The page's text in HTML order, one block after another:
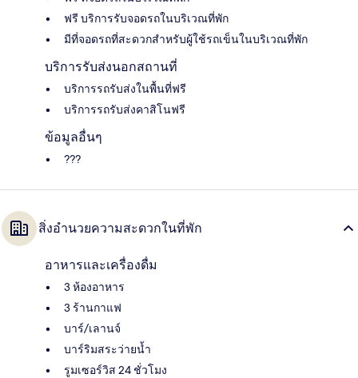
ฟรี บริการรับจอดรถในบริเวณที่พัก
มีที่จอดรถที่สะดวกสำหรับผู้ใช้รถเข็นในบริเวณที่พัก
บริการรับส่งนอกสถานที่
บริการรถรับส่งในพื้นที่ฟรี
บริการรถรับส่งคาสิโนฟรี
ข้อมูลอื่นๆ
???
สิ่งอำนวยความสะดวกในที่พัก
อาหารและเครื่องดื่ม
3 ห้องอาหาร
3 ร้านกาแฟ
บาร์/เลานจ์
บาร์ริมสระว่ายน้ำ
รูมเซอร์วิส 24 ชั่วโมง